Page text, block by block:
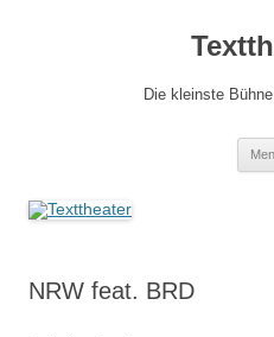
Die kleinste
NRW feat. BRD